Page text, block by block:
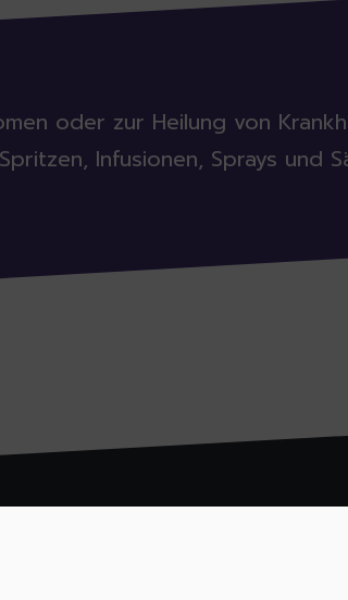
oder zur Heilung von
Infusionen, Sprays und
A